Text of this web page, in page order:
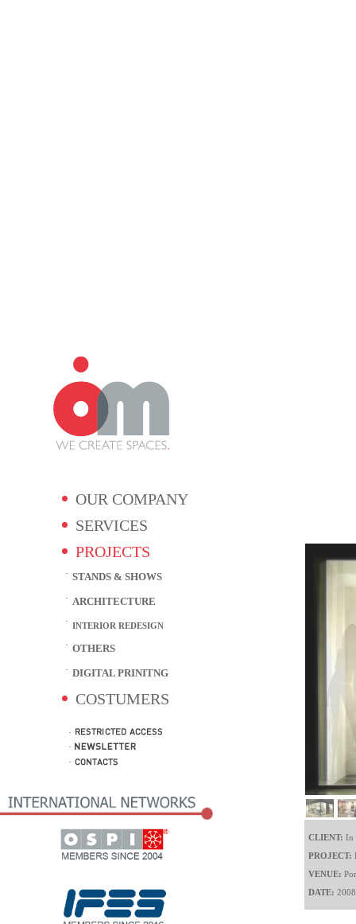
OUR COMPANY
SERVICES
PROJECTS
STANDS & SHOWS
ARCHITECTURE
INTERIOR REDESIGN
OTHERS
DIGITAL PRINITNG
COSTUMERS
CLIENT: In
PROJECT:
VENUE:
DATE: